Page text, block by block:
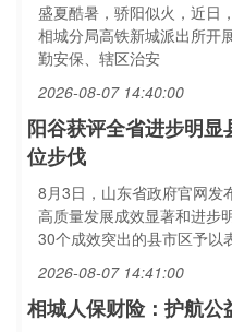
盛夏酷暑，骄阳似火，近日
相城分局高铁新城派出所开
勤安保、辖区治安
2026-08-07 14:40:00
阳谷获评全省进步明
位步伐
8月3日，山东省政府官网发
高质量发展成效显著和进步
30个成效突出的县市区予以
2026-08-07 14:41:00
相城人保财险：护航